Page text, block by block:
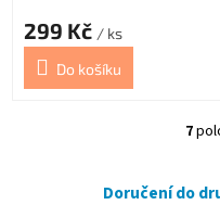
299 Kč / ks
Do košíku
7
Doručení do